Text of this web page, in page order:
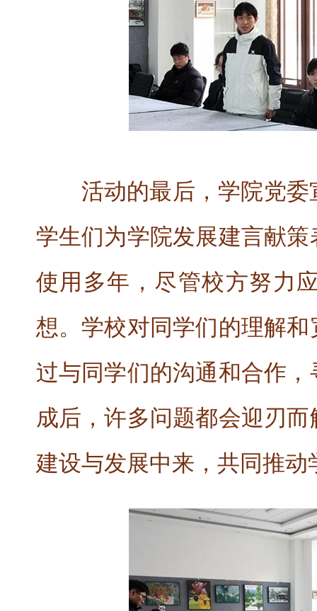
活动的最后，学院党
学生们为学院发展建言献
使用多年，尽管校方努力
想。学校对同学们的理解
过与同学们的沟通和合作
成后，许多问题都会迎刃
建设与发展中来，共同推